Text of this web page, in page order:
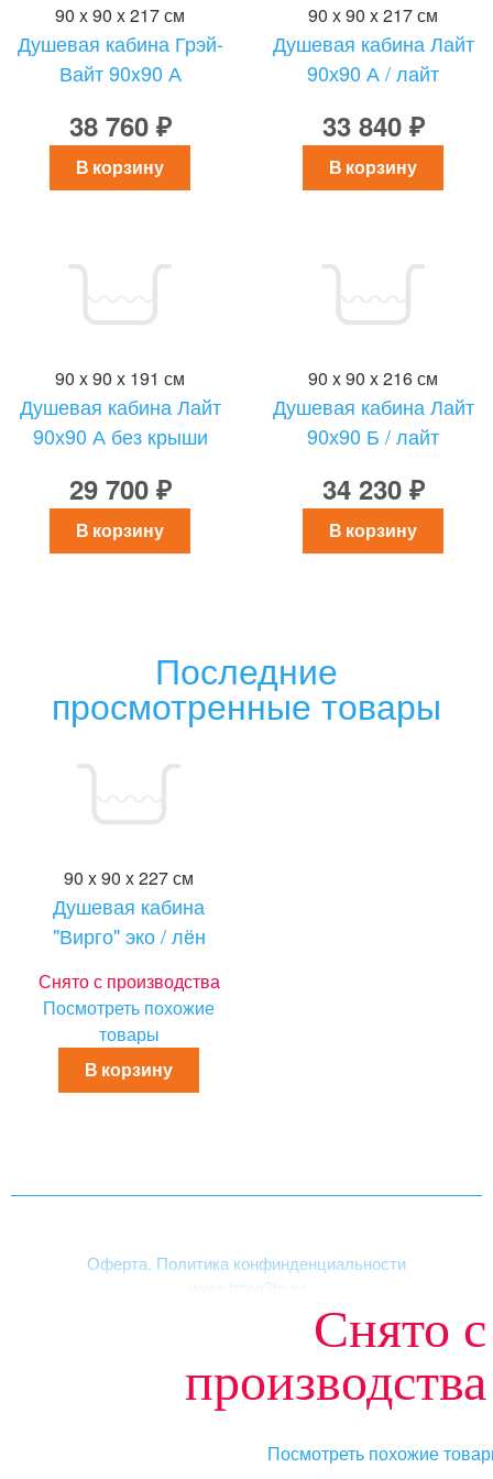
Снято с
производства
Посмотреть похожие
90 x 90 x 217 см
Душевая кабина Грэй-
Вайт 90x90 А
38 760 ₽
В корзину
90 x 90 x 217 см
Душевая кабина Лайт
90х90 А / лайт
33 840 ₽
В корзину
90 x 90 x 191 см
Душевая кабина Лайт
90х90 А без крыши
29 700 ₽
В корзину
90 x 90 x 216 см
Душевая кабина Лайт
90х90 Б / лайт
34 230 ₽
В корзину
Последние
просмотренные товары
90 x 90 x 227 см
Душевая кабина
"Вирго" эко / лён
Снято с производства
Посмотреть похожие
товары
В корзину
Оферта. Политика конфинденциальности
www.triton3tn.ru
Акриловые ванны
«ТРИТОН», зарегистрированная торговая марка.